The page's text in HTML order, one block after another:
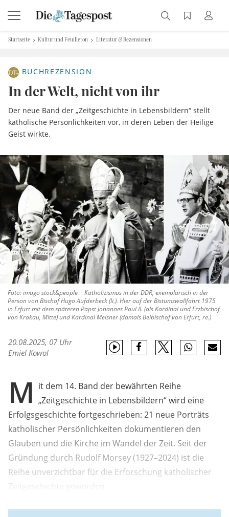
Startseite Kultur und Feuilleton Literatur & Rezensionen
BUCHREZENSION
In der Welt, nicht von ihr
Der neue Band der „Zeitgeschichte in Lebensbildern“ stellt
katholische Persönlichkeiten vor, in deren Leben der Heilige
Geist wirkte.
Foto: imago stock&people | Katholizismus in der DDR, exemplarisch in der
Person von Bischof Hugo Aufderbeck (li.). Hier auf der Bistumswallfahrt 1975
in Erfurt mit dem späteren Papst Johannes Paul II. (als Kardinal und Erzbischof
von Krakau, Mitte) und Kardinal Meisner (damals Beibischof von Erfurt, re.)
20.08.2025, 07 Uhr
Emiel Kowol
M it dem 14. Band der bewährten Reihe
„Zeitgeschichte in Lebensbildern“ wird eine
Erfolgsgeschichte fortgeschrieben: 21 neue Porträts
katholischer Persönlichkeiten dokumentieren den
Glauben und die Kirche im Wandel der Zeit. Seit der
Gründung durch Rudolf Morsey (1927–2024) ist die
Reihe unverzichtbar für die Erforschung katholischer
Zeitgeschichte geworden.